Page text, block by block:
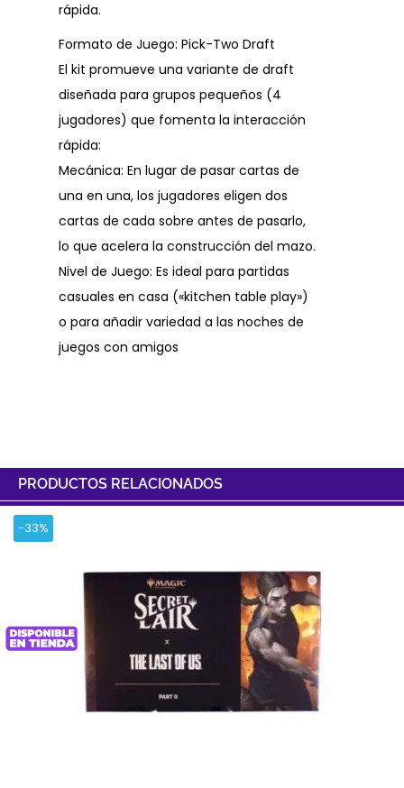
rápida.
Formato de Juego: Pick-Two Draft
El kit promueve una variante de draft
diseñada para grupos pequeños (4
jugadores) que fomenta la interacción
rápida:
Mecánica: En lugar de pasar cartas de
una en una, los jugadores eligen dos
cartas de cada sobre antes de pasarlo,
lo que acelera la construcción del mazo.
Nivel de Juego: Es ideal para partidas
casuales en casa («kitchen table play»)
o para añadir variedad a las noches de
juegos con amigos
PRODUCTOS RELACIONADOS
-33%